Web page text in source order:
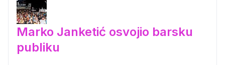
Marko Janketić osvojio barsku
publiku